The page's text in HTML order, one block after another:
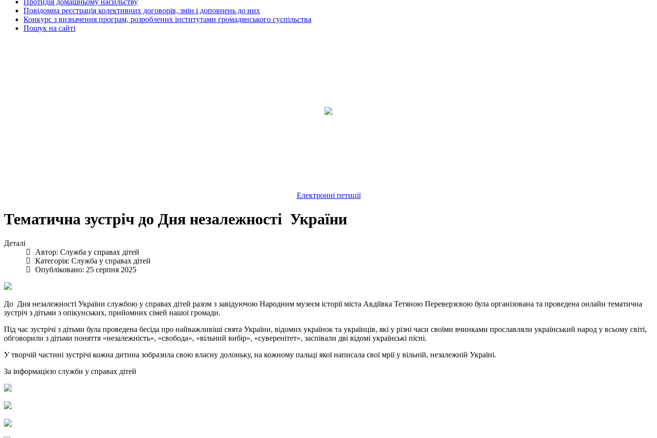
Протидія домашньому насильству
Повідомна реєстрація колективних договорів, змін і доповнень до них
Конкурс з визначення програм, розроблених інститутами громадянського суспільства
Пошук на сайті
Електронні петиції
Тематична зустріч до Дня незалежності України
Деталі
Автор: Служба у справах дітей
Категорія: Служба у справах дітей
Опубліковано: 25 серпня 2025
До Дня незалежності України службою у справах дітей разом з завідуючою Народним музеєм історії міста Авдіївка Тетяною Переверзєвою була організована та проведена онлайн тематична
зустріч з дітьми з опікунських, прийомних сімей нашої громади.
Під час зустрічі з дітьми була проведена бесіда про найважливіші свята України, відомих українок та українців, які у різні часи своїми вчинками прославляли український народ у всьому світі,
обговорили з дітьми поняття «незалежність», «свобода», «вільний вибір», «суверенітет», заспівали дві відомі українські пісні.
У творчій частині зустрічі кожна дитина зобразила свою власну долоньку, на кожному пальці якої написала свої мрії у вільній, незалежній Україні.
За інформацією служби у справах дітей